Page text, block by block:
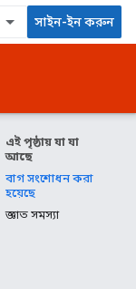
সাইন-ইন করুন
এই পৃষ্ঠায় যা যা
আছে
বাগ সংশোধন করা
হয়েছে
জ্ঞাত সমস্যা